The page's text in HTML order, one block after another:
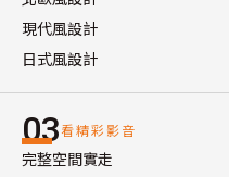
現代風設計
日式風設計
03看精彩影音
完整空間實走